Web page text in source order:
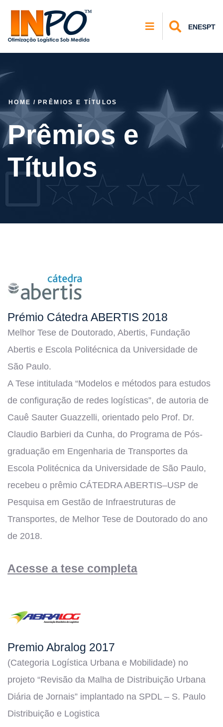
ENESPT
HOME / PRÊMIOS E TÍTULOS
Prêmios e
Títulos
Prémio Cátedra ABERTIS 2018
Melhor Tese de Doutorado, Abertis, Fundação
Abertis e Escola Politécnica da Universidade de
São Paulo.
A Tese intitulada “Modelos e métodos para estudos
de configuração de redes logísticas”, de autoria de
Cauê Sauter Guazzelli, orientado pelo Prof. Dr.
Claudio Barbieri da Cunha, do Programa de Pós-
graduação em Engenharia de Transportes da
Escola Politécnica da Universidade de São Paulo,
recebeu o prêmio CÁTEDRA ABERTIS–USP de
Pesquisa em Gestão de Infraestruturas de
Transportes, de Melhor Tese de Doutorado do ano
de 2018.
Acesse a tese completa
Premio Abralog 2017
(Categoria Logística Urbana e Mobilidade) no
projeto “Revisão da Malha de Distribuição Urbana
Diária de Jornais” implantado na SPDL – S. Paulo
Distribuição e Logistica